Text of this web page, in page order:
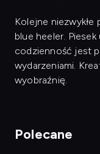
Kolejne niezwykłe
blue heeler.
codzienność jest
wydarzeniami.
wyobraźnię.
Polecane